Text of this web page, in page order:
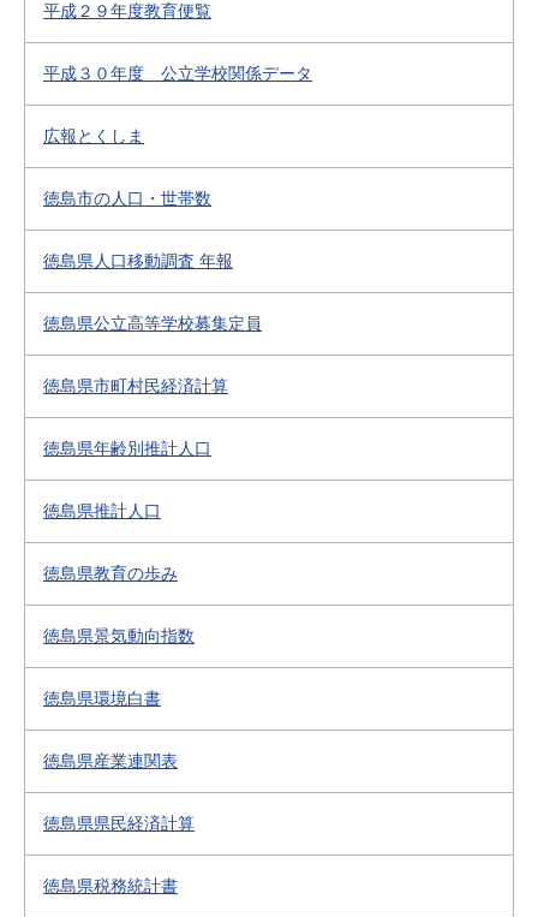
平成２９年度教育便覧
平成３０年度 公立学校関係データ
広報とくしま
徳島市の人口・世帯数
徳島県人口移動調査 年報
徳島県公立高等学校募集定員
徳島県市町村民経済計算
徳島県年齢別推計人口
徳島県推計人口
徳島県教育の歩み
徳島県景気動向指数
徳島県環境白書
徳島県産業連関表
徳島県県民経済計算
徳島県税務統計書